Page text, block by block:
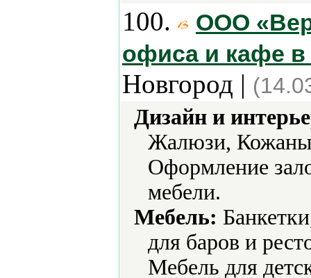
100.
ООО
офиса и кафе
Новгород |
Дизайн и
Жалюзи,
Оформление
мебели.
Мебель:
для баров и
Мебель для